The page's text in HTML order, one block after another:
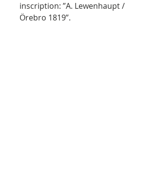
inscription: ”A. Lewenhaupt /
Örebro 1819”.